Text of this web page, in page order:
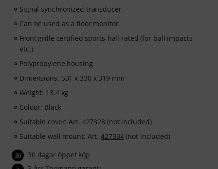
Signal synchronized transducer
Can be used as a floor monitor
Front grille certified sports-hall rated (for ball impacts
etc.)
Polypropylene housing
Dimensions: 531 x 330 x 319 mm
Weight: 13.4 kg
Colour: Black
Suitable cover: Art. 427328 (not included)
Suitable wall mount: Art.427334(not included)
30 30 dagar öppet köp